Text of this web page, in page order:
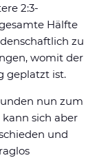
2:3-
Hälfte
zu
womit der
geplatzt ist.
nun zum
sich aber
und